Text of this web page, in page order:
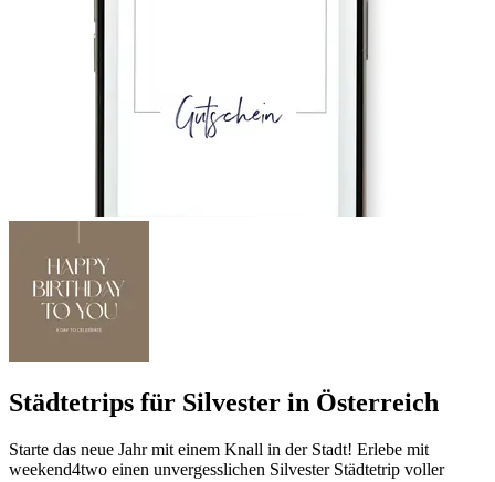
Städtetrips für Silvester in Österreich
Starte das neue Jahr mit einem Knall in der Stadt! Erlebe mit
weekend4two einen unvergesslichen Silvester Städtetrip voller